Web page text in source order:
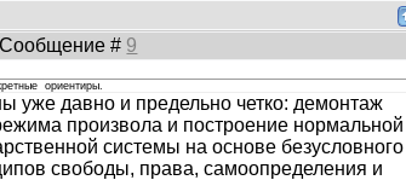
Сообщение # 9
ориентиры.
уже давно и предельно четко: демонтаж
произвола и построение нормальной
системы на основе безусловного
свободы, права, самоопределения и